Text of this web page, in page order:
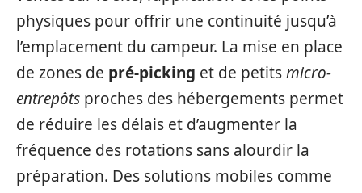
physiques pour offrir une continuité jusqu’à
l’emplacement du campeur. La mise en place
de zones de pré-picking et de petitsmicro-
entrepôts proches des hébergements permet
de réduire les délais et d’augmenter la
fréquence des rotations sans alourdir la
préparation. Des solutions mobiles comme